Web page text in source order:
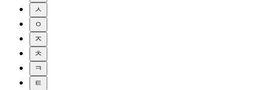
ㅅ
ㅇ
ㅈ
ㅊ
ㅋ
ㅌ